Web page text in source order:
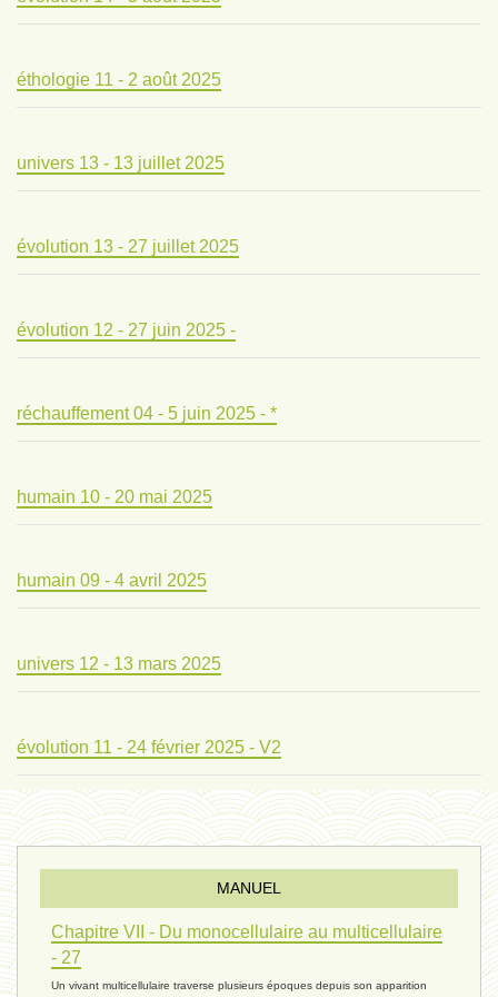
éthologie 11 - 2 août 2025
univers 13 - 13 juillet 2025
évolution 13 - 27 juillet 2025
évolution 12 - 27 juin 2025 -
réchauffement 04 - 5 juin 2025 - *
humain 10 - 20 mai 2025
humain 09 - 4 avril 2025
univers 12 - 13 mars 2025
évolution 11 - 24 février 2025 - V2
évolution 10 - 4 février 2025
réconciliations 04 - 26 janvier
MANUEL
Chapitre VII - Du monocellulaire au multicellulaire
- 27
Un vivant multicellulaire traverse plusieurs époques depuis son apparition